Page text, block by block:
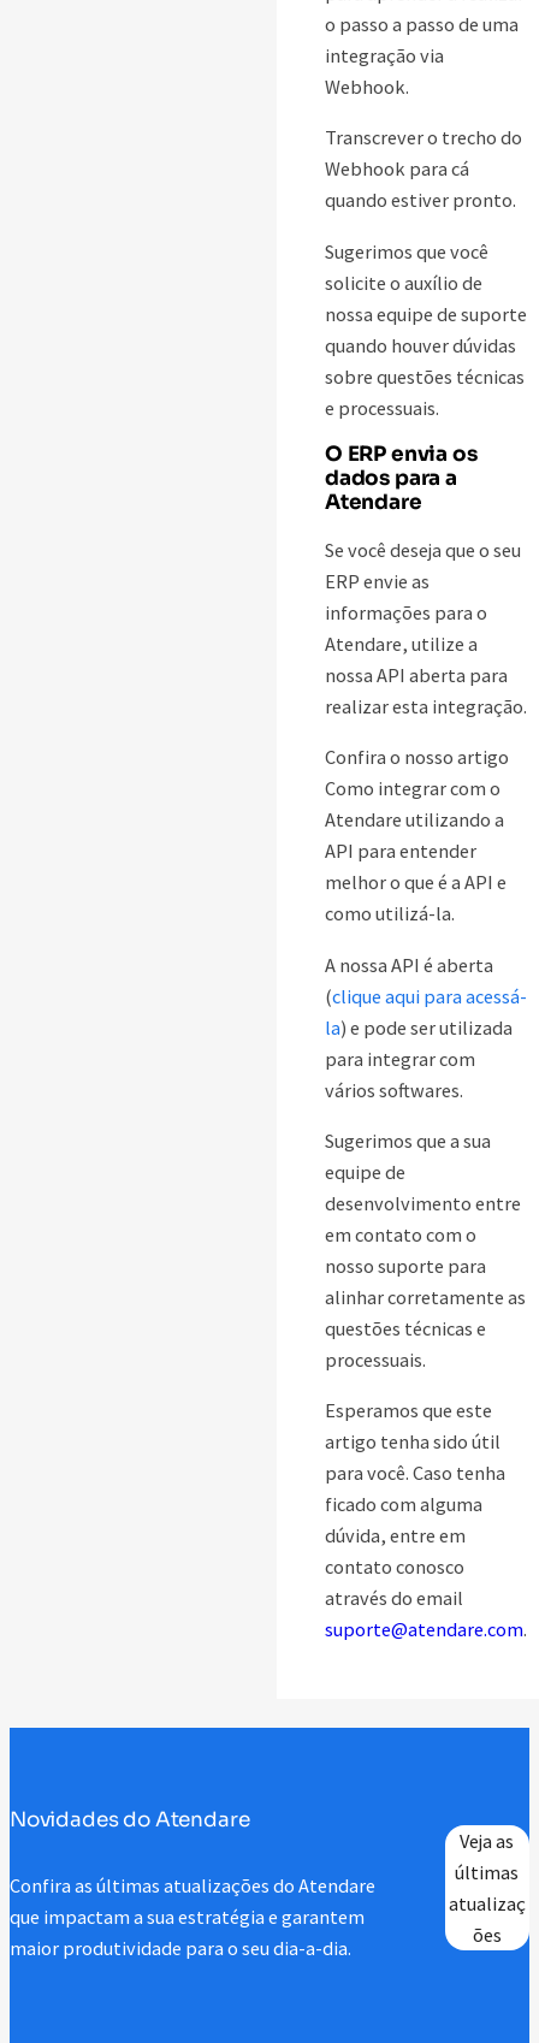
o passo a passo de uma
integração via
Webhook.
Transcrever o trecho do
Webhook para cá
quando estiver pronto.
Sugerimos que você
solicite o auxílio de
nossa equipe de suporte
quando houver dúvidas
sobre questões técnicas
e processuais.
O ERP envia os
dados para a
Atendare
Se você deseja que o seu
ERP envie as
informações para o
Atendare, utilize a
nossa API aberta para
realizar esta integração.
Confira o nosso artigo
Como integrar com o
Atendare utilizando a
API para entender
melhor o que é a API e
como utilizá-la.
A nossa API é aberta
(clique aqui para acessá-
la) e pode ser utilizada
para integrar com
vários softwares.
Sugerimos que a sua
equipe de
desenvolvimento entre
em contato com o
nosso suporte para
alinhar corretamente as
questões técnicas e
processuais.
Esperamos que este
artigo tenha sido útil
para você. Caso tenha
ficado com alguma
dúvida, entre em
contato conosco
através do email
suporte@atendare.com.
Novidades do Atendare
Confira as últimas atualizações do Atendare
que impactam a sua estratégia e garantem
maior produtividade para o seu dia-a-dia.
Veja as
últimas
atualizaç
ões